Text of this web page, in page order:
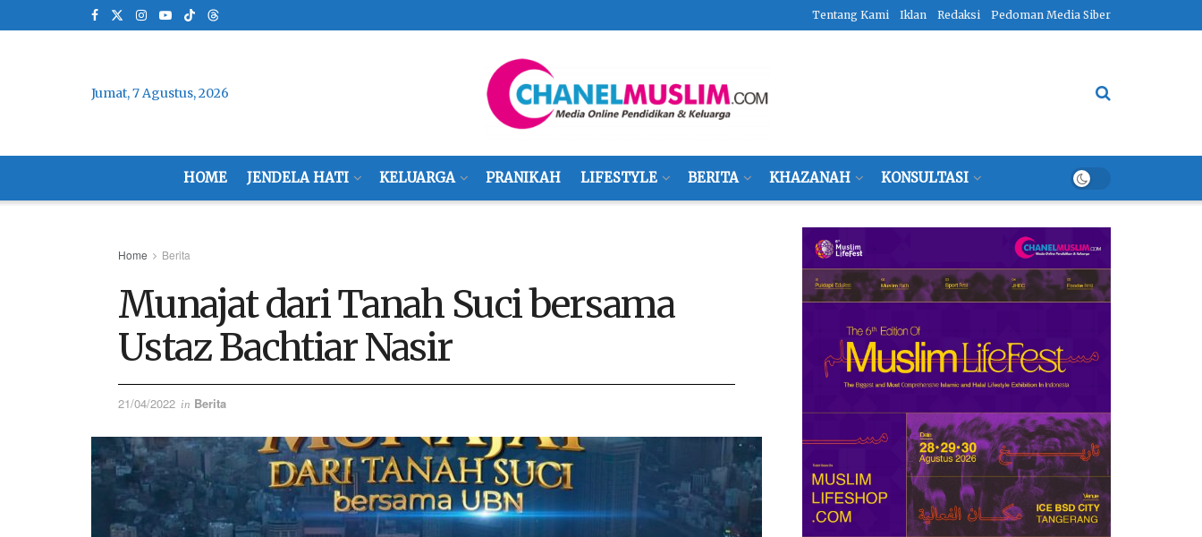
Tentang Kami Iklan Redaksi Pedoman Media Siber
Jumat, 7 Agustus, 2026
HOME JENDELA HATI KELUARGA PRANIKAH LIFESTYLE BERITA KHAZANAH KONSULTASI
Home Berita
Munajat dari Tanah Suci bersama
Ustaz Bachtiar Nasir
21/04/2022 in Berita